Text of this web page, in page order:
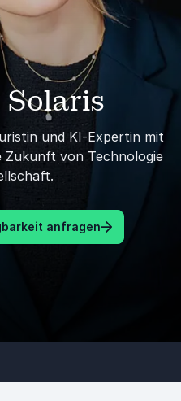
Solaris
und KI-Expertin mit
Zukunft von Technologie
anfragen